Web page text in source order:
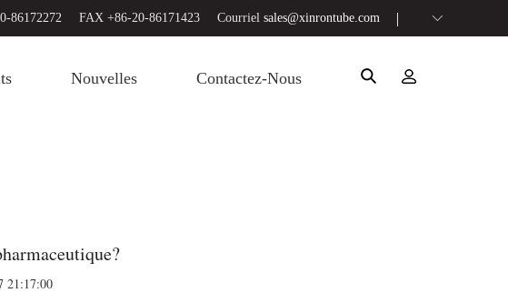
86172272 FAX +86-20-86171423 Courriel sales@xinrontube.com
Nouvelles Contactez-Nous
21:17:00